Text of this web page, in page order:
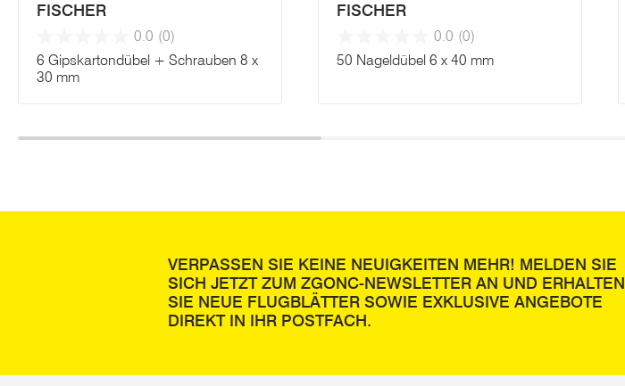
FISCHER
0.0 (0)
6 Gipskartondübel + Schrauben 8 x
30 mm
FISCHER
0.0 (0)
50 Nageldübel 6 x 40 mm
VERPASSEN SIE KEINE NEUIGKEITEN MEHR! MELDEN SIE
SICH JETZT ZUM ZGONC-NEWSLETTER AN UND ERHALTEN
SIE NEUE FLUGBLÄTTER SOWIE EXKLUSIVE ANGEBOTE
DIREKT IN IHR POSTFACH.